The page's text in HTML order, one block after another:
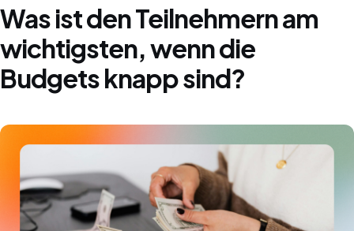
Was ist den Teilnehmern am
wichtigsten, wenn die
Budgets knapp sind?